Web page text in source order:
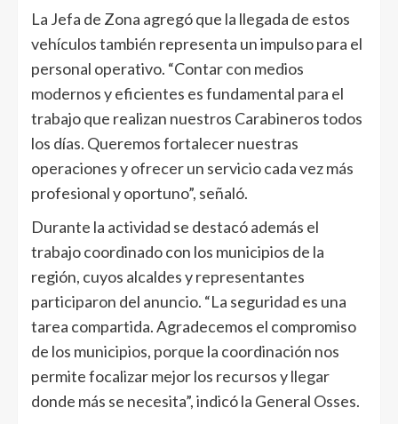
La Jefa de Zona agregó que la llegada de estos
vehículos también representa un impulso para el
personal operativo. “Contar con medios
modernos y eficientes es fundamental para el
trabajo que realizan nuestros Carabineros todos
los días. Queremos fortalecer nuestras
operaciones y ofrecer un servicio cada vez más
profesional y oportuno”, señaló.
Durante la actividad se destacó además el
trabajo coordinado con los municipios de la
región, cuyos alcaldes y representantes
participaron del anuncio. “La seguridad es una
tarea compartida. Agradecemos el compromiso
de los municipios, porque la coordinación nos
permite focalizar mejor los recursos y llegar
donde más se necesita”, indicó la General Osses.